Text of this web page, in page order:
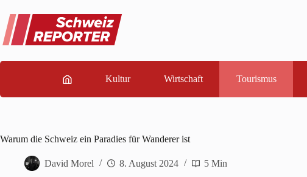
Inhalt
springen
Kultur Wirtschaft Tourismus
Warum die Schweiz ein Paradies für Wanderer ist
David Morel 8. August 2024 5 Min